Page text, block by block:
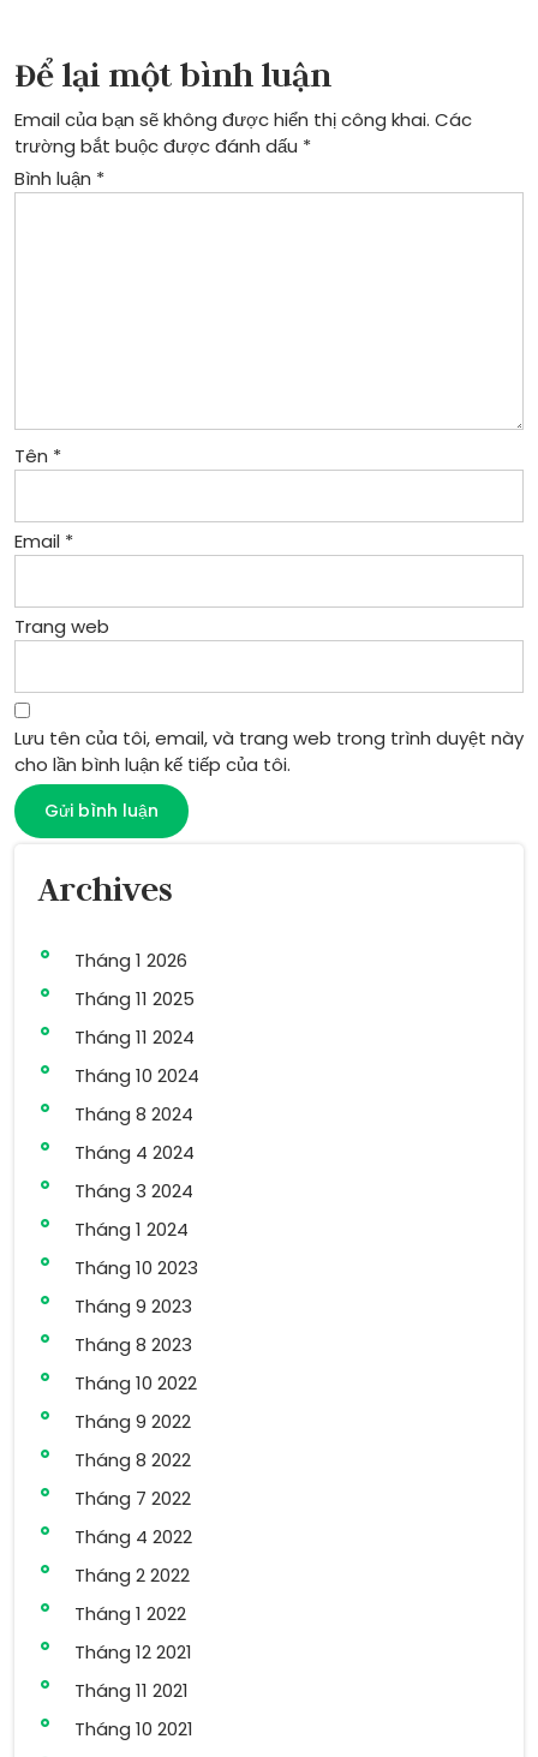
viết
Để lại một bình luận
Email của bạn sẽ không được hiển thị công khai. Các
trường bắt buộc được đánh dấu *
Bình luận *
Tên *
Email *
Trang web
Lưu tên của tôi, email, và trang web trong trình duyệt này
cho lần bình luận kế tiếp của tôi.
Archives
Tháng 1 2026
Tháng 11 2025
Tháng 11 2024
Tháng 10 2024
Tháng 8 2024
Tháng 4 2024
Tháng 3 2024
Tháng 1 2024
Tháng 10 2023
Tháng 9 2023
Tháng 8 2023
Tháng 10 2022
Tháng 9 2022
Tháng 8 2022
Tháng 7 2022
Tháng 4 2022
Tháng 2 2022
Tháng 1 2022
Tháng 12 2021
Tháng 11 2021
Tháng 10 2021